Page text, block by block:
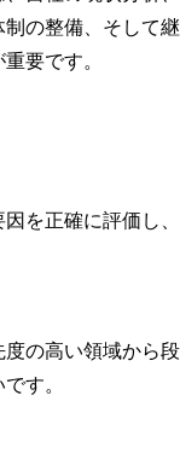
の整備、そして継
要です。
を正確に評価し、
の高い領域から段
す。